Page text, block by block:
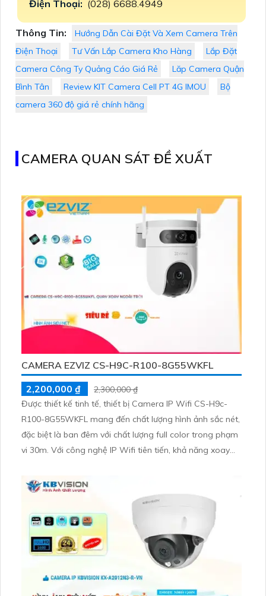
Điện Thoại: (028) 6688.4949
Thông Tin:
Hướng Dẫn Cài Đặt Và Xem Camera Trên
Điện Thoại
Tư Vấn Lắp Camera Kho Hàng
Lắp Đặt
Camera Công Ty Quảng Cáo Giá Rẻ
Lăp Camera Quận
Bình Tân
Review KIT Camera Cell PT 4G IMOU
Bộ
camera 360 độ giá rẻ chính hãng
CAMERA QUAN SÁT ĐỀ XUẤT
CAMERA EZVIZ CS-H9C-R100-8G55WKFL
2,200,000 ₫
2,300,000 ₫
Được thiết kế tinh tế, thiết bị Camera IP Wifi CS-H9c-
R100-8G55WKFL mang đến chất lượng hình ảnh sắc nét,
đặc biệt là ban đêm với chất lượng full color trong phạm
vi 30m. Với công nghệ IP Wifi tiên tiến, khả năng xoay
đình hoặc căn hộ.